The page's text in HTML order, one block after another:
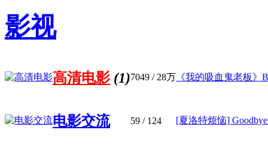
影视
高清电影 (1)7049 / 28万 《我的吸血鬼老板》
电影交流 59 / 124 [夏洛特烦恼]